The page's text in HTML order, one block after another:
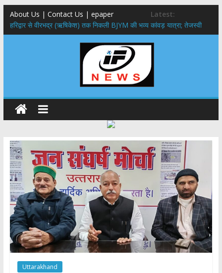
About Us | Contact Us | epaper
Latest:
​हरिद्वार से वीरभद्र (ऋषिकेश) तक निकली BJYM की भव्य कांवड़ यात्रा; तेजस्वी
सूर्या ने की देश व प्रदेशवासियों के कल्याण की कामना
नंदा की चौकी पुल हादसा: PWD के EE, AE और JE निलंबित, सीएम धामी के निर्देश
मुख्यमंत्री ने 9 लाख 87 हजार17 पेंशन लाभार्थियों को कुल 146 करोड़ 32 लाख
राष्ट्रीय हथकरघा दिवस पर मुख्यमंत्री धामी ने उत्कृष्ट बुनकरों और हस्तशिल्प
कारीगरों को किया सम्मानित
​धामी कैबिनेट का बड़ा फैसला: पशुपालकों को 60% तक सब्सिडी, गंगा एक्सप्रेसवे का
हरिद्वार तक होगा विस्तार
Uttarakhand